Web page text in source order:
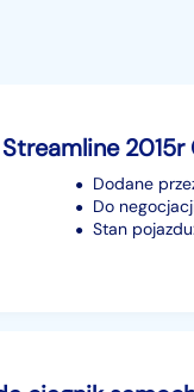
Dodane
Do
Stan